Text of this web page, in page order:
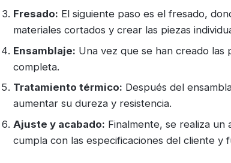
Fresado: El siguiente paso es el fresado,
materiales cortados y crear las piezas
Ensamblaje: Una vez que se han creado las
completa.
Tratamiento térmico: Después del
aumentar su dureza y resistencia.
Ajuste y acabado: Finalmente, se realiza
cumpla con las especificaciones del cliente y